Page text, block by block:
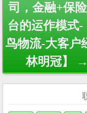
司，金融+保
台的运作模式-
鸟物流-大客户
林明冠】 →